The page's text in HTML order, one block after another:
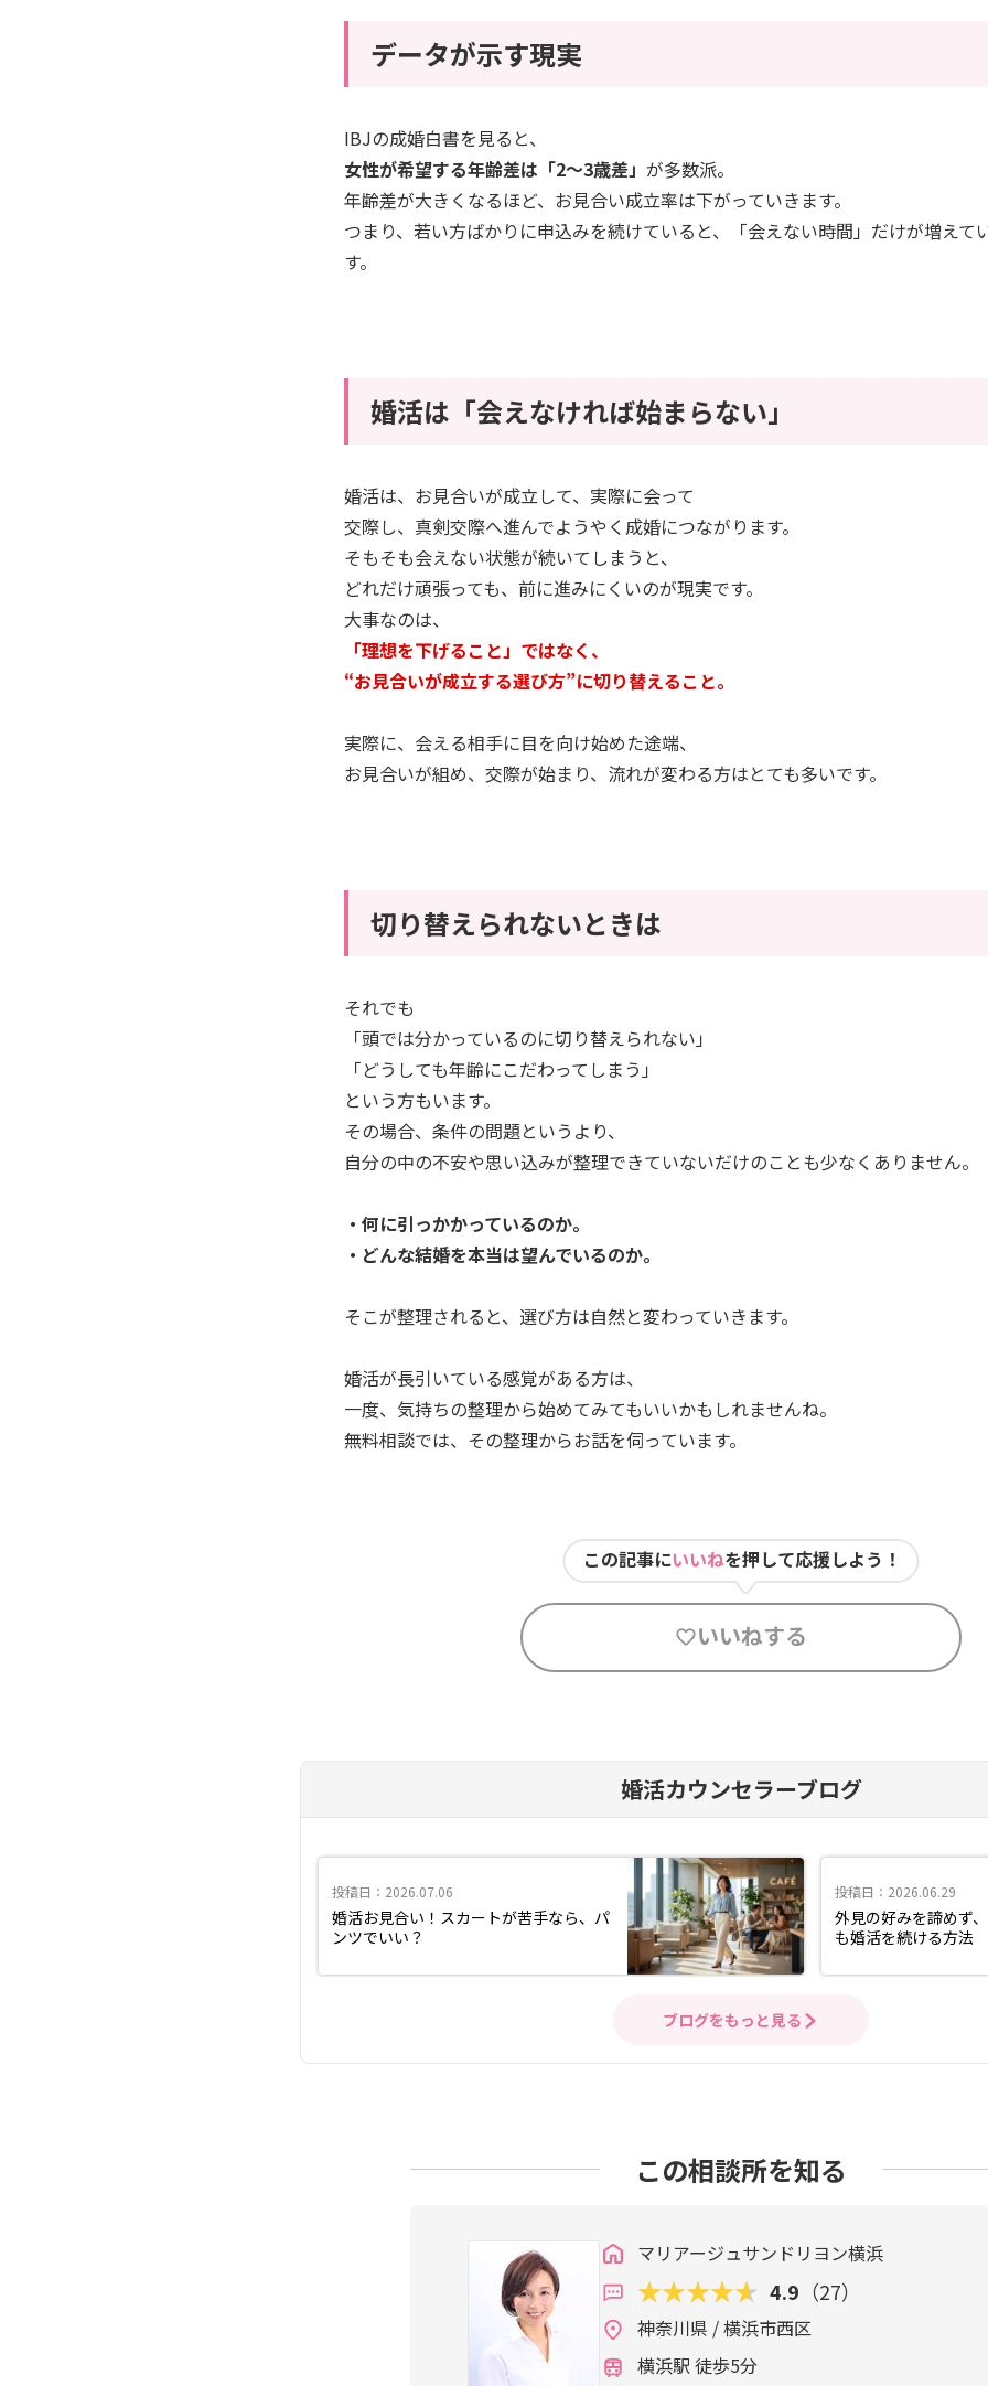
データが示す現実
IBJの成婚白書を見ると、
女性が希望する年齢差は「2〜3歳差」 が多数派。
年齢差が大きくなるほど、お見合い成立率は下がっていきます。
つまり、若い方ばかりに申込みを続けていると、「会えない時間」だけが増えて
す。
婚活は「会えなければ始まらない」
婚活は、お見合いが成立して、実際に会って
交際し、真剣交際へ進んでようやく成婚につながります。
そもそも会えない状態が続いてしまうと、
どれだけ頑張っても、前に進みにくいのが現実です。
大事なのは、
「理想を下げること」ではなく、
“お見合いが成立する選び方”に切り替えること。
実際に、会える相手に目を向け始めた途端、
お見合いが組め、交際が始まり、流れが変わる方はとても多いです。
切り替えられないときは
それでも
「頭では分かっているのに切り替えられない」
「どうしても年齢にこだわってしまう」
という方もいます。
その場合、条件の問題というより、
自分の中の不安や思い込みが整理できていないだけのことも少なくありません。
・何に引っかかっているのか。
・どんな結婚を本当は望んでいるのか。
そこが整理されると、選び方は自然と変わっていきます。
婚活が長引いている感覚がある方は、
一度、気持ちの整理から始めてみてもいいかもしれませんね。
無料相談では、その整理からお話を伺っています。
この記事にいいねを押して応援しよう！
いいねする
婚活カウンセラーブログ
投稿日：2026.07.06
婚活お見合い！スカートが苦手なら、パ
ンツでいい？
投稿日：2026.06.29
外見の好みを諦めず
も婚活を続ける方法
ブログをもっと見る
この相談所を知る
マリアージュサンドリヨン横浜
4.9 （27）
神奈川県 / 横浜市西区
横浜駅 徒歩5分